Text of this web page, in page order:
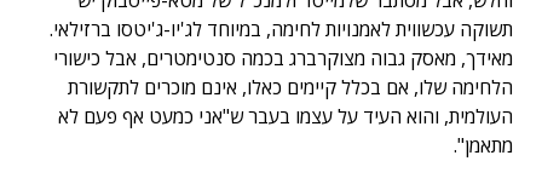
תשוקה עכשווית לאמנויות לחימה, במיוחד לג'יו-ג'יטסו ברזילאי.
מאידך, מאסק גבוה מצוקרברג בכמה סנטימטרים, אבל כישורי
הלחימה שלו, אם בכלל קיימים כאלו, אינם מוכרים לתקשורת
העולמית, והוא העיד על עצמו בעבר ש"אני כמעט אף פעם לא
מתאמן".